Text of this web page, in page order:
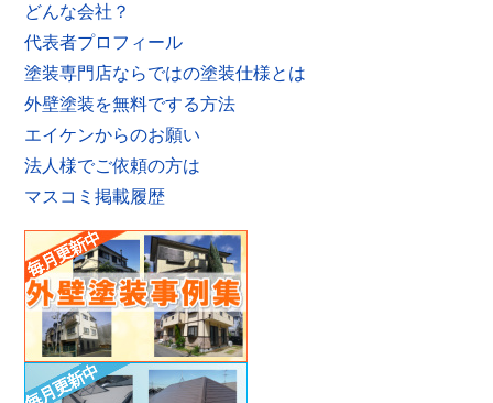
どんな会社？
代表者プロフィール
塗装専門店ならではの塗装仕様とは
外壁塗装を無料でする方法
エイケンからのお願い
法人様でご依頼の方は
マスコミ掲載履歴